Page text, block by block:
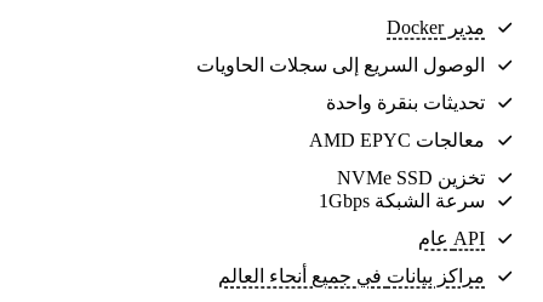
مدير Docker
الوصول السريع إلى سجلات الحاويات
تحديثات بنقرة واحدة
معالجات AMD EPYC
تخزين NVMe SSD
سرعة الشبكة 1Gbps
API عام
مراكز بيانات في جميع أنحاء العالم